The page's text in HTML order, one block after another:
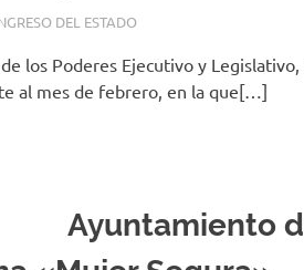
DEL ESTADO
los Poderes Ejecutivo y
al mes de febrero, en la que[…]
Ayuntamiento